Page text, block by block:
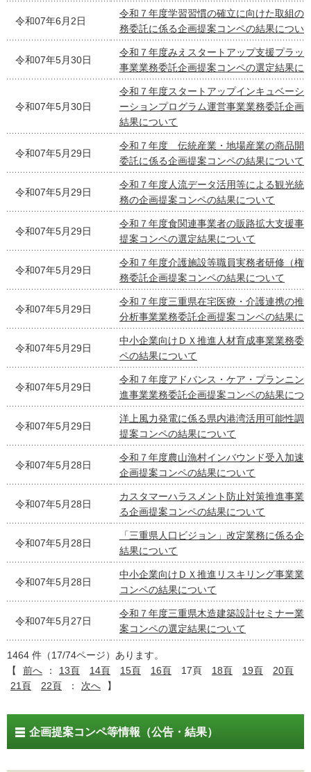
令和07年6月2日
令和７年度学習習慣の確立に向けた取組の
務委託に係る企画提案コンペの結果につい
令和07年5月30日
令和７年度みえスタートアップ支援プラッ
事業業務委託企画提案コンペの選定結果に
令和07年5月30日
令和７年度スタートアップインキュベーシ
ーションプログラム運営事業業務委託企画
結果について
令和07年5月29日
令和７年度 伝統産業・地場産業の商品開
委託に係る企画提案コンペの結果について
令和07年5月29日
令和７年度人流データ活用等による観光統
務の企画提案コンペの結果について
令和07年5月29日
令和７年度食関連事業者の販路拡大支援事
提案コンペの選定結果について
令和07年5月29日
令和７年度介護施設等職員実務者研修（権
務委託企画提案コンペの結果について
令和07年5月29日
令和７年度三重県在宅医療・介護連携の推
分析事業業務委託企画提案コンペの結果に
令和07年5月29日
中小企業向けＤＸ推進人材育成事業業務委
ペの結果について
令和07年5月29日
令和７年度アドバンス・ケア・プランニン
進事業業務委託企画提案コンペの結果につ
令和07年5月29日
洋上風力発電に係る県内港湾活用可能性調
提案コンペの結果について
令和07年5月28日
令和７年度農山漁村インバウンド受入加速
企画提案コンペの結果について
令和07年5月28日
カスタマーハラスメント防止対策推進事業
る企画提案コンペの結果について
令和07年5月28日
「三重県人口ビジョン」改定業務に係る企
結果について
令和07年5月28日
中小企業向けＤＸ推進リスキリング事業業
コンペの結果について
令和07年5月27日
令和７年度三重県木造建築設計セミナー
案コンペの選定結果について
1464 件（17/74ページ）あります。
【
前へ ： 13頁 14頁 15頁 16頁 17頁 18頁 19頁
20頁
21頁
22頁 ： 次へ 】
企画提案コンペ等情報（公告・結果）